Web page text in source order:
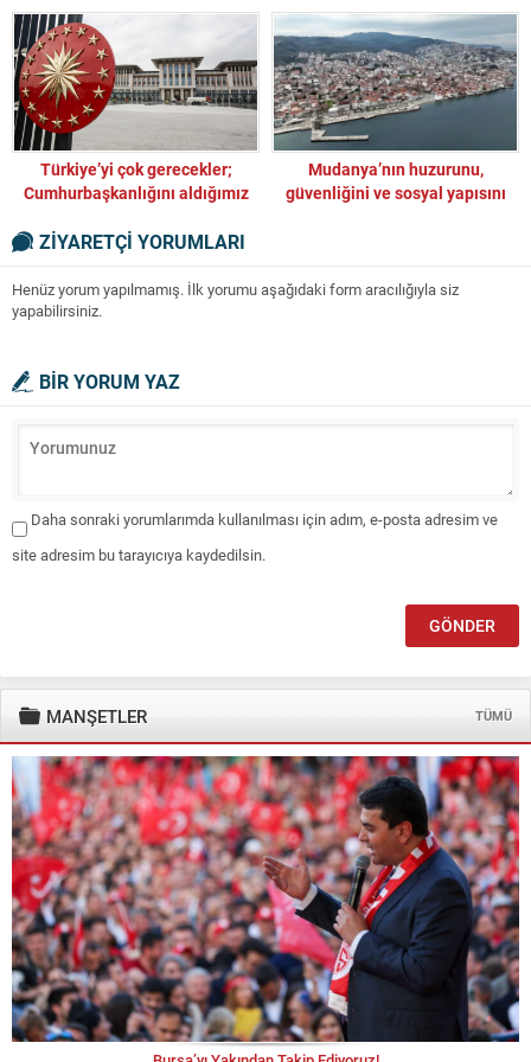
Türkiye’yi çok gerecekler;
Cumhurbaşkanlığını aldığımız
Mudanya’nın huzurunu,
güvenliğini ve sosyal yapısını
ZİYARETÇİ YORUMLARI
Henüz yorum yapılmamış. İlk yorumu aşağıdaki form aracılığıyla siz
yapabilirsiniz.
BİR YORUM YAZ
Daha sonraki yorumlarımda kullanılması için adım, e-posta adresim ve
site adresim bu tarayıcıya kaydedilsin.
MANŞETLER TÜMÜ